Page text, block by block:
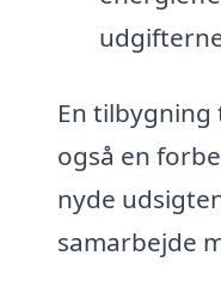
En
også en
nyde
samarbejde